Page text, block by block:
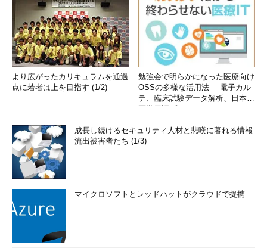
より広がったカリキュラムを通過
点に若者は上を目指す (1/2)
勉強会で明らかになった医療向け
OSSの多様な活用法──電子カル
テ、臨床試験データ解析、日本語
成長し続けるセキュリティ人材と悲嘆に暮れる情報
流出被害者たち (1/3)
マイクロソフトとレッドハットがクラウドで提携